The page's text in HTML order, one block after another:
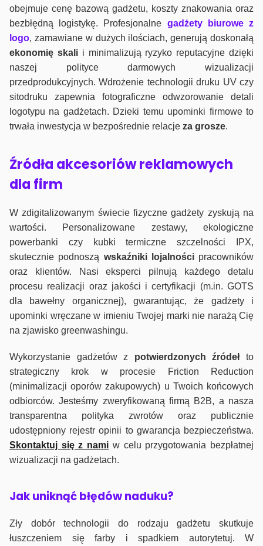
obejmuje cenę bazową gadżetu, koszty znakowania oraz
bezbłędną logistykę. Profesjonalne gadżety biurowe z
logo, zamawiane w dużych ilościach, generują doskonałą
ekonomię skalii minimalizują ryzyko reputacyjne dzięki
naszej polityce darmowych wizualizacji
przedprodukcyjnych. Wdrożenie technologii druku UV czy
sitodruku zapewnia fotograficzne odwzorowanie detali
logotypu na gadżetach. Dzieki temu upominki firmowe to
trwała inwestycja w bezpośrednie relacje za grosze.
Źródła akcesoriów reklamowych
dla firm
W zdigitalizowanym świecie fizyczne gadżety zyskują na
wartości. Personalizowane zestawy, ekologiczne
powerbanki czy kubki termiczne szczelności IPX,
skutecznie podnoszą wskaźniki lojalnościpracowników
oraz klientów. Nasi eksperci pilnują każdego detalu
procesu realizacji oraz jakości i certyfikacji (m.in. GOTS
dla bawełny organicznej), gwarantując, że gadżety i
upominki wręczane w imieniu Twojej marki nie narażą Cię
na zjawisko greenwashingu.
Wykorzystanie gadżetów z potwierdzonych źródełto
strategiczny krok w procesie Friction Reduction
(minimalizacji oporów zakupowych) u Twoich końcowych
odbiorców. Jesteśmy zweryfikowaną firmą B2B, a nasza
transparentna polityka zwrotów oraz publicznie
udostępniony rejestr opinii to gwarancja bezpieczeństwa.
Skontaktuj się z nami w celu przygotowania bezpłatnej
wizualizacji na gadżetach.
Jak uniknąć błędów naduku?
Zły dobór technologii do rodzaju gadżetu skutkuje
łuszczeniem się farby i spadkiem autorytetuj. W